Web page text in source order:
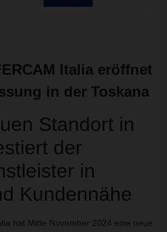
Italia eröffnet
in der Toskana
Standort in
der
in
Kundennähe
hat Mitte November 2024 eine neue